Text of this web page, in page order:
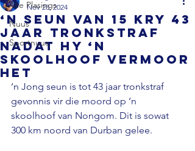
Alle Plasings
Nuus
Sportnuus
‘n Seun van 15 kry 43
jaar tronkstraf
nadat hy ‘n
skoolhoof vermoor
het
Nov 28, 2024
‘n Jong seun is tot 43 jaar tronkstraf
gevonnis vir die moord op ‘n
skoolhoof van Nongom. Dit is sowat
300 km noord van Durban gelee.